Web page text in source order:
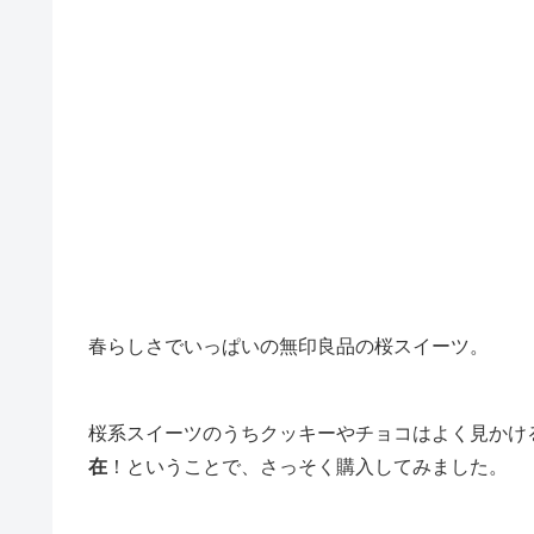
春らしさでいっぱいの無印良品の桜スイーツ。
桜系スイーツのうちクッキーやチョコはよく見かけ
在 ！ということで、さっそく購入してみました。